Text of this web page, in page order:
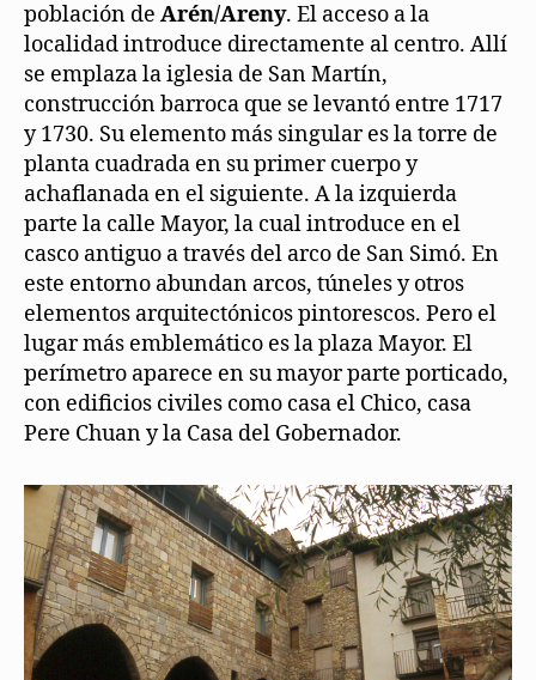
población de Arén/Areny. El acceso a la
localidad introduce directamente al centro. Allí
se emplaza la iglesia de San Martín,
construcción barroca que se levantó entre 1717
y 1730. Su elemento más singular es la torre de
planta cuadrada en su primer cuerpo y
achaflanada en el siguiente. A la izquierda
parte la calle Mayor, la cual introduce en el
casco antiguo a través del arco de San Simó. En
este entorno abundan arcos, túneles y otros
elementos arquitectónicos pintorescos. Pero el
lugar más emblemático es la plaza Mayor. El
perímetro aparece en su mayor parte porticado,
con edificios civiles como casa el Chico, casa
Pere Chuan y la Casa del Gobernador.